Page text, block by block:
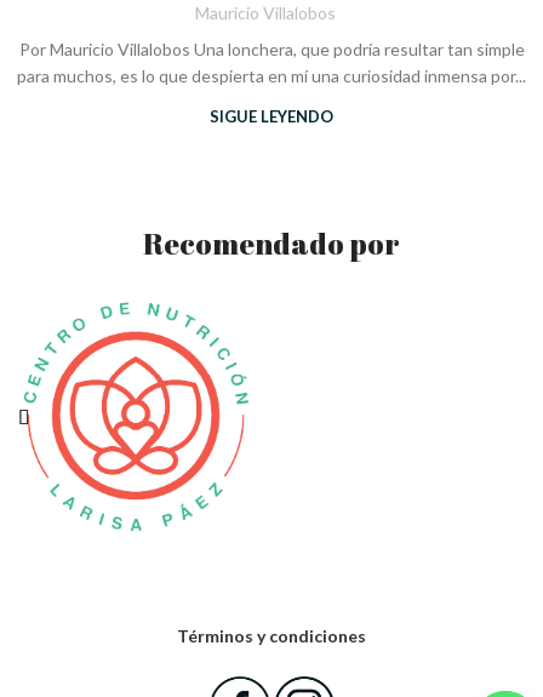
Mauricio Villalobos
Por Mauricio Villalobos Una lonchera, que podría resultar tan simple
para muchos, es lo que despierta en mí una curiosidad inmensa por...
SIGUE LEYENDO
Recomendado por
Términos y condiciones